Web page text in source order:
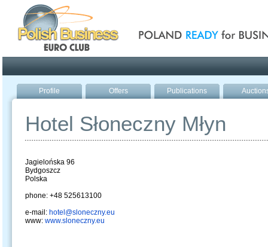
Profile Offers Publications
Hotel Słoneczny Młyn
Jagielońska 96
Bydgoszcz
Polska
phone: +48 525613100
e-mail: hotel@sloneczny.eu
www: www.sloneczny.eu